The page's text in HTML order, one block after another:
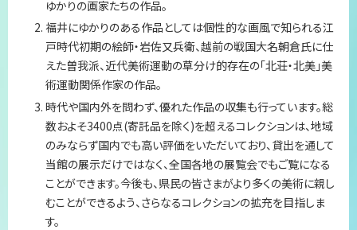
プライバシーポリシー
サイトマップ
ゆかりの画家たちの作品。
福井にゆかりのある作品としては個性的な画風で知られる江
戸時代初期の絵師・岩佐又兵衛、越前の戦国大名朝倉氏に仕
えた曽我派、近代美術運動の草分け的存在の「北荘・北美」美
術運動関係作家の作品。
時代や国内外を問わず、優れた作品の収集も行っています。総
数およそ3400点(寄託品を除く)を超えるコレクションは、地域
のみならず国内でも高い評価をいただいており、貸出を通して
当館の展示だけではなく、全国各地の展覧会でもご覧になる
ことができます。今後も、県民の皆さまがより多くの美術に親し
むことができるよう、さらなるコレクションの拡充を目指しま
す。